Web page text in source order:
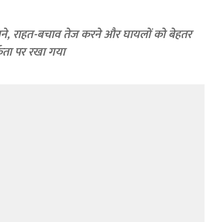
राहत-बचाव तेज करने और घायलों को बेहतर
पर रखा गया